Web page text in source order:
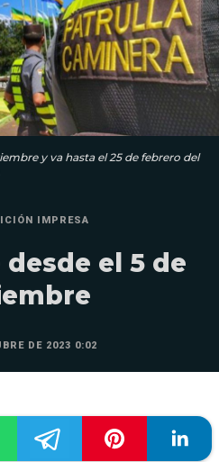
y va hasta el 25 de febrero del
IMPRESA
el 5 de
DE 2023 0:02